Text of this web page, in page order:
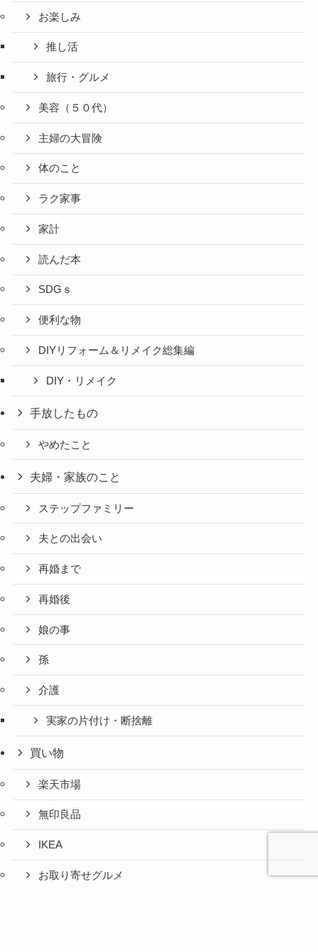
お楽しみ
推し活
旅行・グルメ
美容（５０代）
主婦の大冒険
体のこと
ラク家事
家計
読んだ本
SDGｓ
便利な物
DIYリフォーム＆リメイク総集編
DIY・リメイク
手放したもの
やめたこと
夫婦・家族のこと
ステップファミリー
夫との出会い
再婚まで
再婚後
娘の事
孫
介護
実家の片付け・断捨離
買い物
楽天市場
無印良品
IKEA
お取り寄せグルメ